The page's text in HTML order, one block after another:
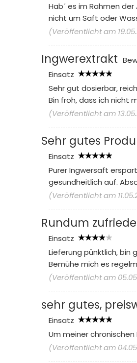
Hab´ es im Rahmen
nicht um Saft oder
(Veröffentlicht am
Ingwerextrakt
Einsatz
Sehr gut dosierbar,
Bin froh, dass ich nicht
(Veröffentlicht am
Sehr gutes
Einsatz
Purer Ingwersaft
gesundheitlich auf.
(Veröffentlicht am
Rundum
Einsatz
Lieferung pünktlich, bin
Bemühe mich es
(Veröffentlicht am
sehr gutes,
Einsatz
Um meiner
(Veröffentlicht am